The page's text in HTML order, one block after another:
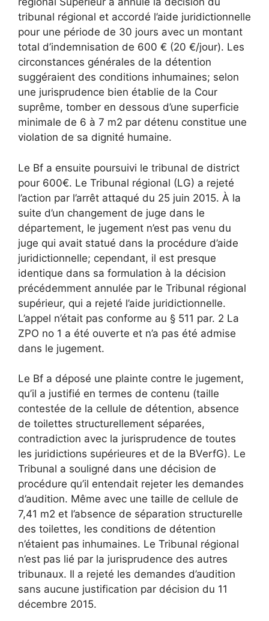
tribunal régional et accordé l’aide juridictionnelle
pour une période de 30 jours avec un montant
total d’indemnisation de 600 € (20 €/jour). Les
circonstances générales de la détention
suggéraient des conditions inhumaines; selon
une jurisprudence bien établie de la Cour
suprême, tomber en dessous d’une superficie
minimale de 6 à 7 m2 par détenu constitue une
violation de sa dignité humaine.
Le Bf a ensuite poursuivi le tribunal de district
pour 600€. Le Tribunal régional (LG) a rejeté
l’action par l’arrêt attaqué du 25 juin 2015. À la
suite d’un changement de juge dans le
département, le jugement n’est pas venu du
juge qui avait statué dans la procédure d’aide
juridictionnelle; cependant, il est presque
identique dans sa formulation à la décision
précédemment annulée par le Tribunal régional
supérieur, qui a rejeté l’aide juridictionnelle.
L’appel n’était pas conforme au § 511 par. 2 La
ZPO no 1 a été ouverte et n’a pas été admise
dans le jugement.
Le Bf a déposé une plainte contre le jugement,
qu’il a justifié en termes de contenu (taille
contestée de la cellule de détention, absence
de toilettes structurellement séparées,
contradiction avec la jurisprudence de toutes
les juridictions supérieures et de la BVerfG). Le
Tribunal a souligné dans une décision de
procédure qu’il entendait rejeter les demandes
d’audition. Même avec une taille de cellule de
7,41 m2 et l’absence de séparation structurelle
des toilettes, les conditions de détention
n’étaient pas inhumaines. Le Tribunal régional
n’est pas lié par la jurisprudence des autres
tribunaux. Il a rejeté les demandes d’audition
sans aucune justification par décision du 11
décembre 2015.